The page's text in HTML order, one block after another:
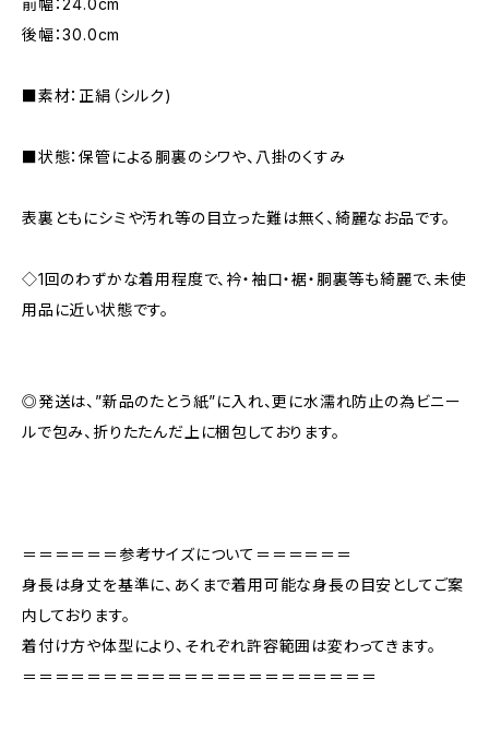
後幅：30.0cm
■素材：正絹（シルク)
■状態：保管による胴裏のシワや、八掛のくすみ
表裏ともにシミや汚れ等の目立った難は無く、綺麗なお品です。
◇1回のわずかな着用程度で、衿・袖口・裾・胴裏等も綺麗で、未使
用品に近い状態です。
◎発送は、”新品のたとう紙”に入れ、更に水濡れ防止の為ビニー
ルで包み、折りたたんだ上に梱包しております。
＝＝＝＝＝＝参考サイズについて＝＝＝＝＝＝
身長は身丈を基準に、あくまで着用可能な身長の目安としてご案
内しております。
着付け方や体型により、それぞれ許容範囲は変わってきます。
＝＝＝＝＝＝＝＝＝＝＝＝＝＝＝＝＝＝＝＝＝＝